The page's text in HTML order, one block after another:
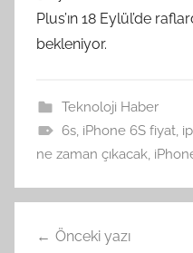
Plus’ın 18 Eylül’de
bekleniyor.
Teknoloji Haber
6s, iPhone 6S fiyat,
ne zaman çıkacak,
Önceki yazı